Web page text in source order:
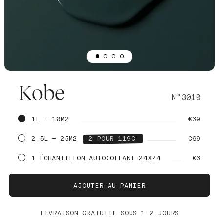
Kobe N°3010
1L — 10M2 €39
2.5L — 25M2 2 POUR 119€ €69
1 ÉCHANTILLON AUTOCOLLANT 24X24 €3
AJOUTER AU PANIER
LIVRAISON GRATUITE SOUS 1-2 JOURS